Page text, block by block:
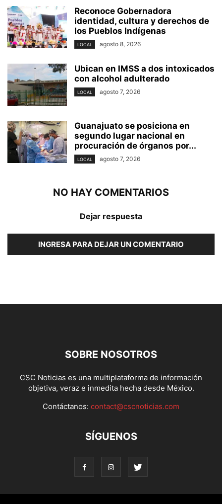
Reconoce Gobernadora
identidad, cultura y derechos de
los Pueblos Indígenas
LOCAL agosto 8, 2026
Ubican en IMSS a dos intoxicados
con alcohol adulterado
LOCAL agosto 7, 2026
Guanajuato se posiciona en
segundo lugar nacional en
procuración de órganos por...
LOCAL agosto 7, 2026
NO HAY COMENTARIOS
Dejar respuesta
INGRESA PARA DEJAR UN COMENTARIO
SOBRE NOSOTROS
CSC Noticias es una multiplataforma de información
objetiva, veraz e inmedita hecha desde México.
Contáctanos: contact@cscnoticias.com
SÍGUENOS